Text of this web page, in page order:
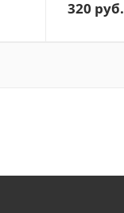
320 руб.